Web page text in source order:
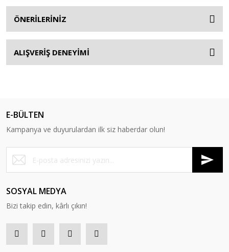
ÖNERİLERİNİZ
ALIŞVERİŞ DENEYİMİ
E-BÜLTEN
Kampanya ve duyurulardan ilk siz haberdar olun!
SOSYAL MEDYA
Bizi takip edin, kârlı çıkın!